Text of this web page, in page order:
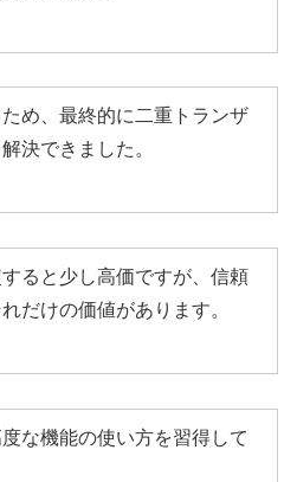
め、最終的に二重トランザ
決できました。
ると少し高価ですが、信頼
だけの価値があります。
な機能の使い方を習得して